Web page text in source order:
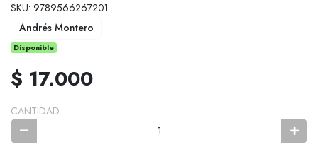
SKU: 9789566267201
Andrés Montero
Disponible
$ 17.000
CANTIDAD